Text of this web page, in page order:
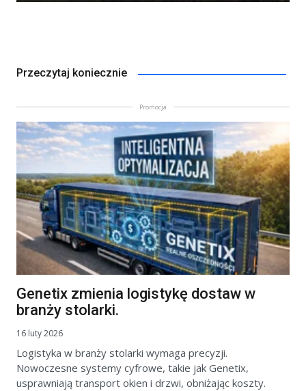
Przeczytaj koniecznie
Promocja
Genetix zmienia logistykę dostaw w
branży stolarki.
16 luty 2026
Logistyka w branży stolarki wymaga precyzji.
Nowoczesne systemy cyfrowe, takie jak Genetix,
usprawniają transport okien i drzwi, obniżając koszty.